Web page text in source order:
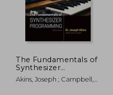
The Fundamentals of
Synthesizer
Programming (en
Inglés)
Akins, Joseph ; Campbell,